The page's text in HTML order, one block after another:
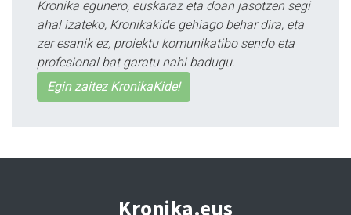
Kronika egunero, euskaraz eta doan jasotzen segi
ahal izateko, Kronikakide gehiago behar dira, eta
zer esanik ez, proiektu komunikatibo sendo eta
profesional bat garatu nahi badugu.
Egin zaitez KronikaKide!
Kronika.eus